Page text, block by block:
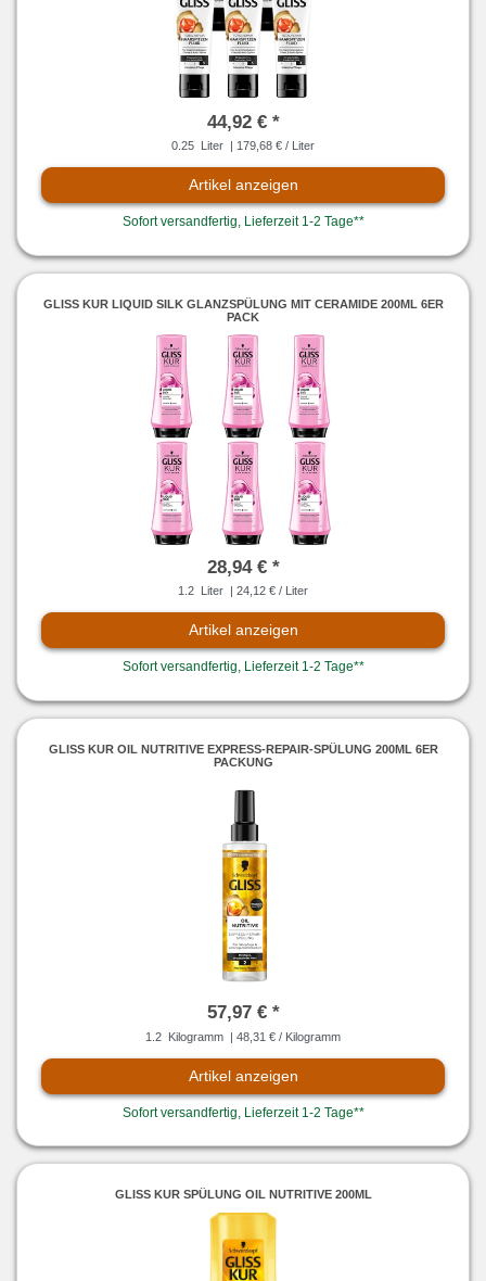
44,92 € *
0.25 Liter | 179,68 € / Liter
Artikel anzeigen
Sofort versandfertig, Lieferzeit 1-2 Tage**
GLISS KUR LIQUID SILK GLANZSPÜLUNG MIT CERAMIDE 200ML 6ER
PACK
28,94 € *
1.2 Liter | 24,12 € / Liter
Artikel anzeigen
Sofort versandfertig, Lieferzeit 1-2 Tage**
GLISS KUR OIL NUTRITIVE EXPRESS-REPAIR-SPÜLUNG 200ML 6ER
PACKUNG
57,97 € *
1.2 Kilogramm | 48,31 € / Kilogramm
Artikel anzeigen
Sofort versandfertig, Lieferzeit 1-2 Tage**
GLISS KUR SPÜLUNG OIL NUTRITIVE 200ML